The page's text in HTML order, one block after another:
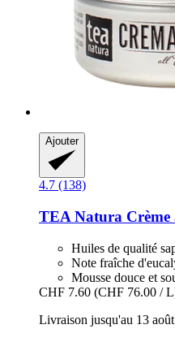
Ajouter
4.7 (138)
TEA Natura Crème
Huiles de qualité
Note fraîche
Mousse douce et
CHF 7.60 (CHF 76.00 /
Livraison jusqu'au 13 août